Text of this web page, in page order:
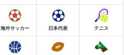
海外サッカー 日本代表 テニス